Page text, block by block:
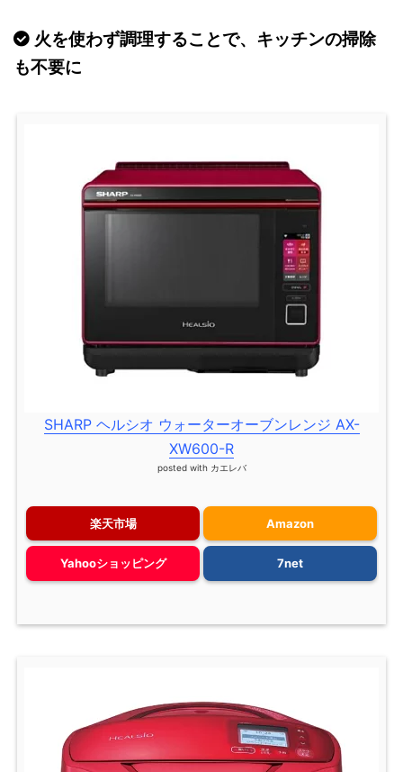
火を使わず調理することで、キッチンの掃除
も不要に
SHARP ヘルシオ ウォーターオーブンレンジ AX-
XW600-R
posted with カエレバ
楽天市場 Amazon
Yahooショッピング 7net